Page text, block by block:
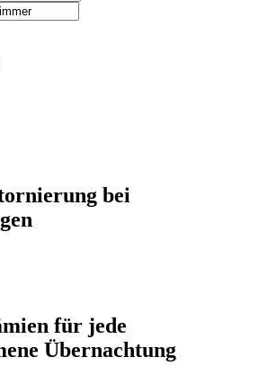
bei
für jede
Übernachtung